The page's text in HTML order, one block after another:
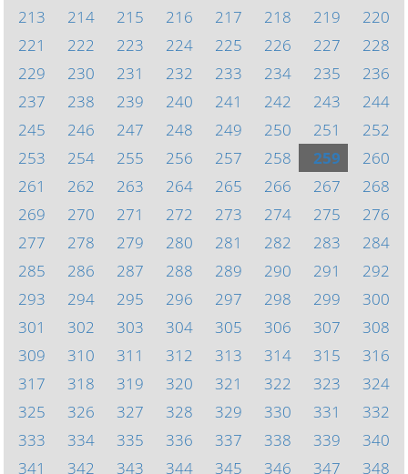
213
214 215 216 217 218 219
220
221
222 223 224 225 226 227
228
229
230 231 232 233 234 235
236
237
238 239 240 241 242 243
244
245
246 247 248 249 250 251
252
253
254 255 256 257 258 259
260
261
262 263 264 265 266 267
268
269
270 271 272 273 274 275
276
277
278 279 280 281 282 283
284
285
286 287 288 289 290 291
292
293
294 295 296 297 298 299
300
301
302 303 304 305 306 307
308
309
310 311 312 313 314 315
316
317
318 319 320 321 322 323
324
325
326 327 328 329 330 331
332
333
334 335 336 337 338 339
340
341
342 343 344 345 346 347 348